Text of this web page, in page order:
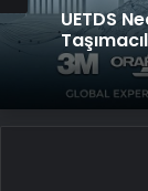
UETDS